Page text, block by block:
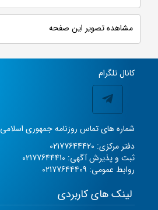
مشاهده تصویر این صفحه
کانال تلگرام
شماره های تماس روزنامه جمهوری اسلامی
دفتر مرکزی: 02177644420
ثبت و پذیرش آگهی: 02177644410
روابط عمومی: 02177644409
لینک های کاربردی